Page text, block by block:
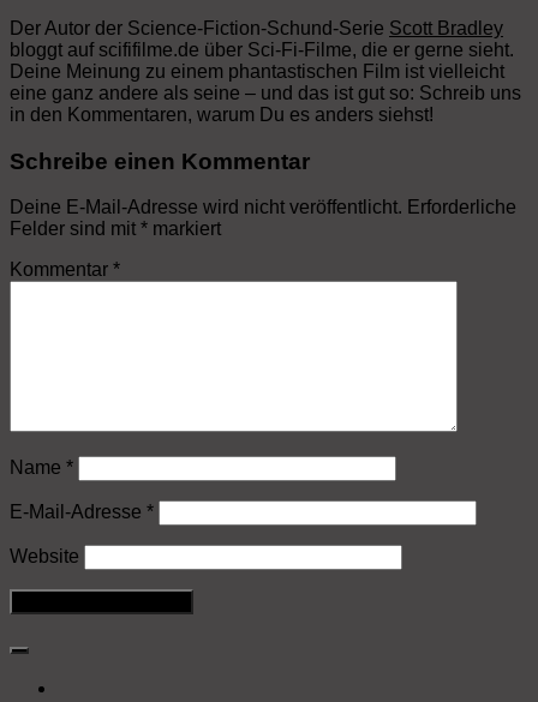
Der Autor der Science-Fiction-Schund-Serie Scott Bradley
bloggt auf scififilme.de über Sci-Fi-Filme, die er gerne sieht.
Deine Meinung zu einem phantastischen Film ist vielleicht
eine ganz andere als seine – und das ist gut so: Schreib uns
in den Kommentaren, warum Du es anders siehst!
Schreibe einen Kommentar
Deine E-Mail-Adresse wird nicht veröffentlicht. Erforderliche
Felder sind mit * markiert
Kommentar *
Name *
E-Mail-Adresse *
Website